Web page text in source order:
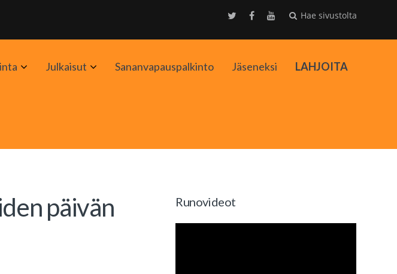
Hae sivustolta
AvaaJulkaisut AvaaSananvapauspalkinto Jäseneksi LAHJOITA
päivän
Runovideot